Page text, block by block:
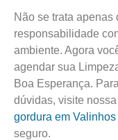
Não se trata apenas
responsabilidade
ambiente. Agora
agendar sua
Boa Esperança.
dúvidas, visite
gordura em Valinhos
seguro.